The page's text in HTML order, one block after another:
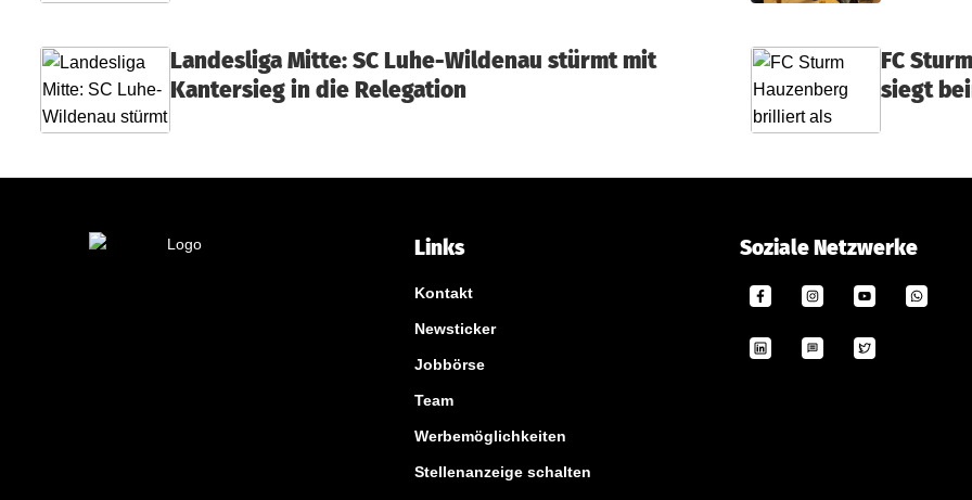
m
b
Landesliga Mitte: SC Luhe-Wildenau stürmt mit
Kantersieg in die Relegation
FC
siegt
Links
Kontakt
Newsticker
Jobbörse
Team
Werbemöglichkeiten
Stellenanzeige schalten
Soziale Netzwerke